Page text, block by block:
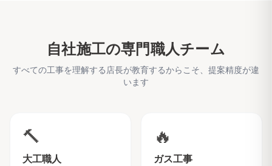
自社施工の専門職人チーム
すべての工事を理解する店長が教育するからこそ、提案精度が違
います
🔨
大工職人
🔥
ガス工事